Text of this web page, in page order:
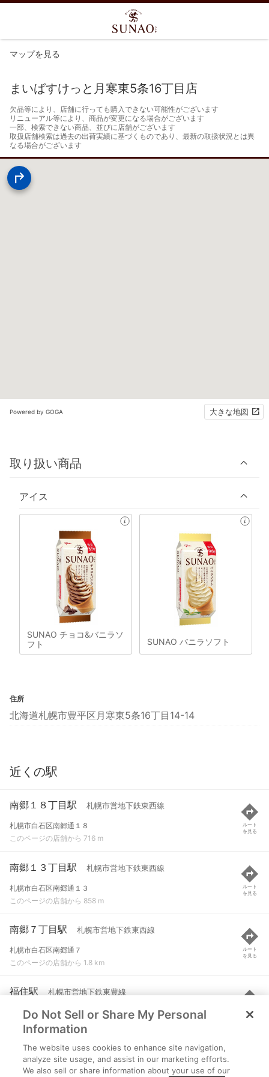
マップを見る
まいばすけっと月寒東5条16丁目店
欠品等により、店舗に行っても購入できない可能性がございます
リニューアル等により、商品が変更になる場合がございます
一部、検索できない商品、並びに店舗がございます
取扱店舗検索は過去の出荷実績に基づくものであり、最新の取扱状況とは異
なる場合がございます
Powered by GOGA 大きな地図
取り扱い商品
アイス
SUNAO チョコ&バニラソ
フト
SUNAO バニラソフト
住所
北海道札幌市豊平区月寒東5条16丁目14-14
近くの駅
南郷１８丁目駅 札幌市営地下鉄東西線
札幌市白石区南郷通１８
このページの店舗から 716 m
ルート
を見る
南郷１３丁目駅 札幌市営地下鉄東西線
札幌市白石区南郷通１３
このページの店舗から 858 m
ルート
を見る
南郷７丁目駅 札幌市営地下鉄東西線
札幌市白石区南郷通７
このページの店舗から 1.8 km
ルート
を見る
福住駅 札幌市営地下鉄東豊線
札幌市豊平区月寒東１条１３
このページの店舗から 2.1 km
ルート
を見る
大谷地駅 札幌市営地下鉄東西線
札幌市厚別区大谷地東３
Do Not Sell or Share My Personal
Information
The website uses cookies to enhance site navigation,
analyze site usage, and assist in our marketing efforts.
We also sell or share information about your use of our